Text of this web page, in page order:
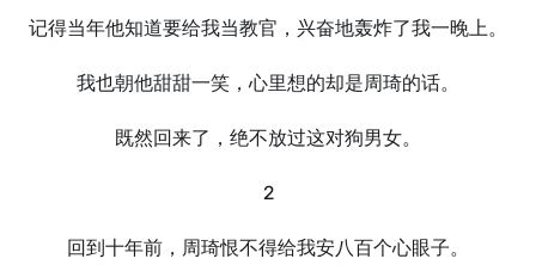
记得当年他知道要给我当教官，兴奋地轰炸了我一晚上。
我也朝他甜甜一笑，心里想的却是周琦的话。
既然回来了，绝不放过这对狗男女。
2
回到十年前，周琦恨不得给我安八百个心眼子。